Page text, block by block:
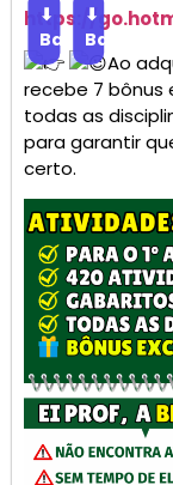
https://go.
⬇
Baixar
⬇
Baixar
Ao
recebe 7 bônus
todas as
para garantir
certo.